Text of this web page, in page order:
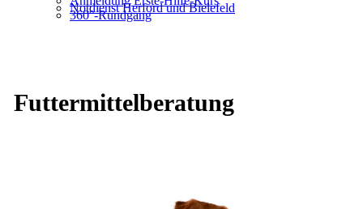
Notdienst Herford und Bielefeld
360°-Rundgang
Futtermittelberatung